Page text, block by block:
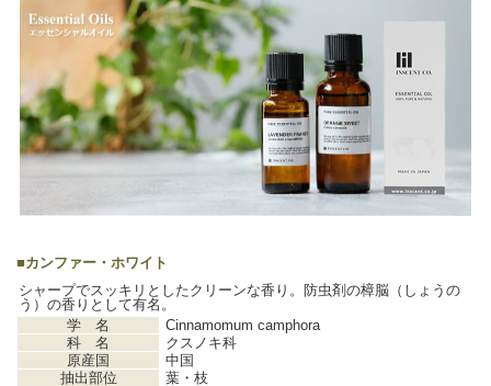
■カンファー・ホワイト
シャープでスッキリとしたクリーンな香り。防虫剤の樟脳（しょうの
う）の香りとして有名。
学 名
Cinnamomum camphora
科 名
クスノキ科
原産国
中国
抽出部位
葉・枝